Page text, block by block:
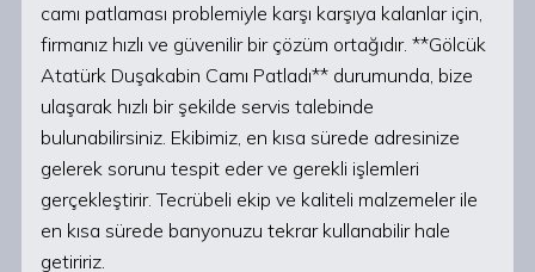
camı patlaması problemiyle karşı karşıya kalanlar için,
firmanız hızlı ve güvenilir bir çözüm ortağıdır. **Gölcük
Atatürk Duşakabin Camı Patladı** durumunda, bize
ulaşarak hızlı bir şekilde servis talebinde
bulunabilirsiniz. Ekibimiz, en kısa sürede adresinize
gelerek sorunu tespit eder ve gerekli işlemleri
gerçekleştirir. Tecrübeli ekip ve kaliteli malzemeler ile
en kısa sürede banyonuzu tekrar kullanabilir hale
getiririz.